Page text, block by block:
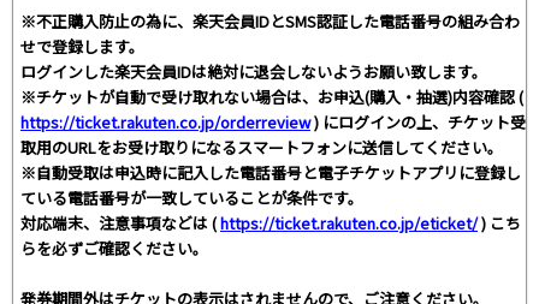
※不正購入防止の為に、楽天会員IDとSMS認証した電話番号の組み合わ
せで登録します。
ログインした楽天会員IDは絶対に退会しないようお願い致します。
※チケットが自動で受け取れない場合は、お申込(購入・抽選)内容確認 (
https://ticket.rakuten.co.jp/orderreview) にログインの上、チケット受
取用のURLをお受け取りになるスマートフォンに送信してください。
※自動受取は申込時に記入した電話番号と電子チケットアプリに登録し
ている電話番号が一致していることが条件です。
対応端末、注意事項などは (https://ticket.rakuten.co.jp/eticket/) こち
らを必ずご確認ください。
発券期間外はチケットの表示はされませんので、ご注意ください。